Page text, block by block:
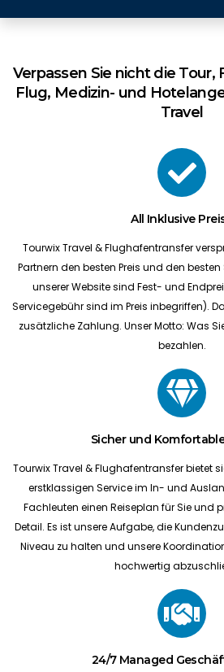
Verpassen Sie nicht die
Flug, Medizin- und
Travel
All Inklusive
Tourwix Travel & Flughafentransfer
Partnern den besten Preis und den besten
unserer Website sind Fest- und
Servicegebühr sind im Preis inbegriffen).
zusätzliche Zahlung. Unser Motto: Was
bezahlen.
Sicher und
Tourwix Travel & Flughafentransfer bietet
erstklassigen Service im In- und
Fachleuten einen Reiseplan für Sie und
Detail. Es ist unsere Aufgabe, die
Niveau zu halten und unsere
hochwertig
24/7 Managed